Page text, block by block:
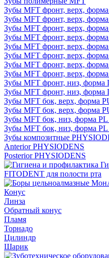
Зубы MFT фронт, верх,
Зубы MFT фронт, верх,
Зубы MFT фронт, верх,
Зубы MFT фронт, верх,
Зубы MFT фронт, верх,
Зубы MFT фронт, верх, форма
Зубы MFT фронт, верх,
Зубы MFT фронт, верх,
Зубы MFT фронт, низ, форма
Зубы MFT фронт, низ, форма
Зубы MFT бок, верх, форма
Зубы MFT бок, верх, форма
Зубы MFT бок, низ, форма PL
Зубы MFT бок, низ, форма PL
Зубы композитные
Anterior PHYSIODENS
Posterior PHYSIODENS
FITODENT для полости рта
Конус
Линза
Обратный конус
Пламя
Торнадо
Цилиндр
Шарик